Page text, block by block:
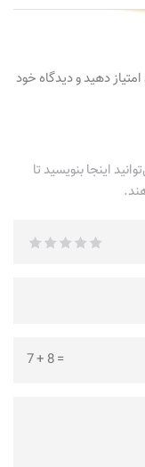
دهید و دیدگاه خود
اینجا بنویسید تا
=
8
+
7